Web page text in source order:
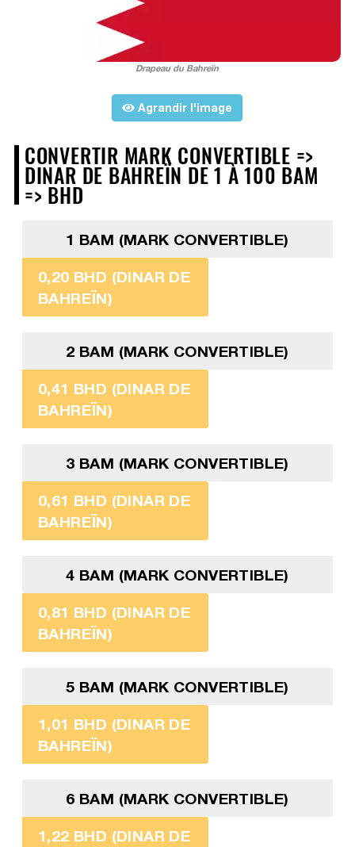
Drapeau du Bahreïn
Agrandir l'image
CONVERTIR MARK CONVERTIBLE =>
DINAR DE BAHREÏN DE 1 À 100 BAM
=> BHD
1 BAM (MARK CONVERTIBLE)
0,20 BHD (DINAR DE
BAHREÏN)
2 BAM (MARK CONVERTIBLE)
0,41 BHD (DINAR DE
BAHREÏN)
3 BAM (MARK CONVERTIBLE)
0,61 BHD (DINAR DE
BAHREÏN)
4 BAM (MARK CONVERTIBLE)
0,81 BHD (DINAR DE
BAHREÏN)
5 BAM (MARK CONVERTIBLE)
1,01 BHD (DINAR DE
BAHREÏN)
6 BAM (MARK CONVERTIBLE)
1,22 BHD (DINAR DE